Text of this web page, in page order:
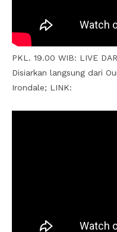
PKL. 19.00 WIB: LIVE
Disiarkan langsung dari
Irondale; LINK: